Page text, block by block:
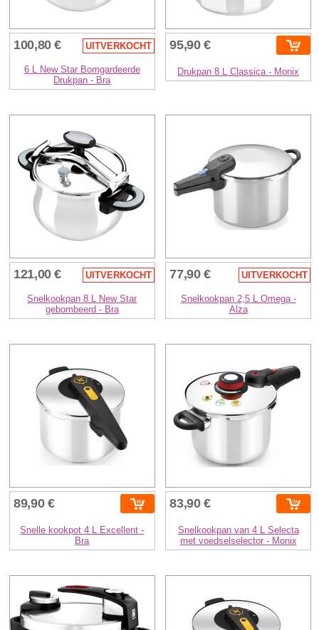
100,80 € UITVERKOCHT
6 L New Star Bomgardeerde
Drukpan - Bra
95,90 €
Drukpan 8 L Classica - Monix
121,00 € UITVERKOCHT
Snelkookpan 8 L New Star
gebombeerd - Bra
77,90 € UITVERKOCHT
Snelkookpan 2,5 L Omega -
Alza
89,90 €
Snelle kookpot 4 L Excellent -
Bra
83,90 €
Snelkookpan van 4 L Selecta
met voedselselector - Monix